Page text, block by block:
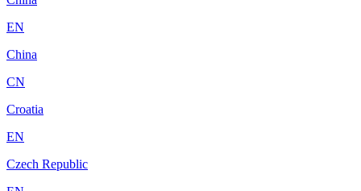
EN
China
CN
Croatia
EN
Czech Republic